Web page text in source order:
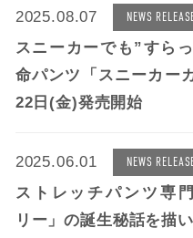
2025.08.07 NEWS
スニーカーでも”すら
命パンツ「スニーカー
22日(金)発売開始
2025.06.01 NEWS
ストレッチパンツ専
リー」の誕生秘話を描